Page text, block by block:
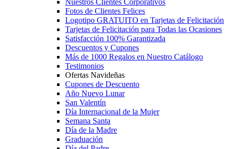
Nuestros Clientes Corporativos
Fotos de Clientes Felices
Logotipo GRATUITO en Tarjetas de Felicitación
Tarjetas de Felicitación para Todas las Ocasiones
Satisfacción 100% Garantizada
Descuentos y Cupones
Más de 1000 Regalos en Nuestro Catálogo
Testimonios
Ofertas Navideñas
Cupones de Descuento
Año Nuevo Lunar
San Valentín
Día Internacional de la Mujer
Semana Santa
Día de la Madre
Graduación